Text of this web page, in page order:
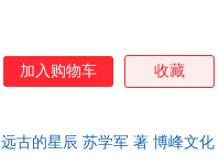
加入购物车 收藏
远古的星辰 苏学军 著 博峰文